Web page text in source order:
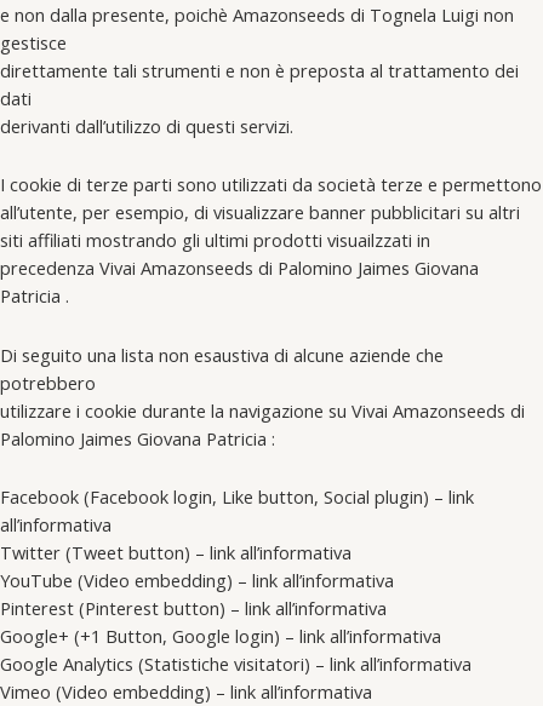
e non dalla presente, poichè Amazonseeds di Tognela Luigi non
gestisce
direttamente tali strumenti e non è preposta al trattamento dei
dati
derivanti dall’utilizzo di questi servizi.
I cookie di terze parti sono utilizzati da società terze e permettono
all’utente, per esempio, di visualizzare banner pubblicitari su altri
siti affiliati mostrando gli ultimi prodotti visuailzzati in
precedenza Vivai Amazonseeds di Palomino Jaimes Giovana
Patricia .
Di seguito una lista non esaustiva di alcune aziende che
potrebbero
utilizzare i cookie durante la navigazione su Vivai Amazonseeds di
Palomino Jaimes Giovana Patricia :
Facebook (Facebook login, Like button, Social plugin) – link
all’informativa
Twitter (Tweet button) – link all’informativa
YouTube (Video embedding) – link all’informativa
Pinterest (Pinterest button) – link all’informativa
Google+ (+1 Button, Google login) – link all’informativa
Google Analytics (Statistiche visitatori) – link all’informativa
Vimeo (Video embedding) – link all’informativa